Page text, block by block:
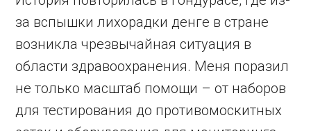
за вспышки лихорадки денге в стране
возникла чрезвычайная ситуация в
области здравоохранения. Меня поразил
не только масштаб помощи – от наборов
для тестирования до противомоскитных